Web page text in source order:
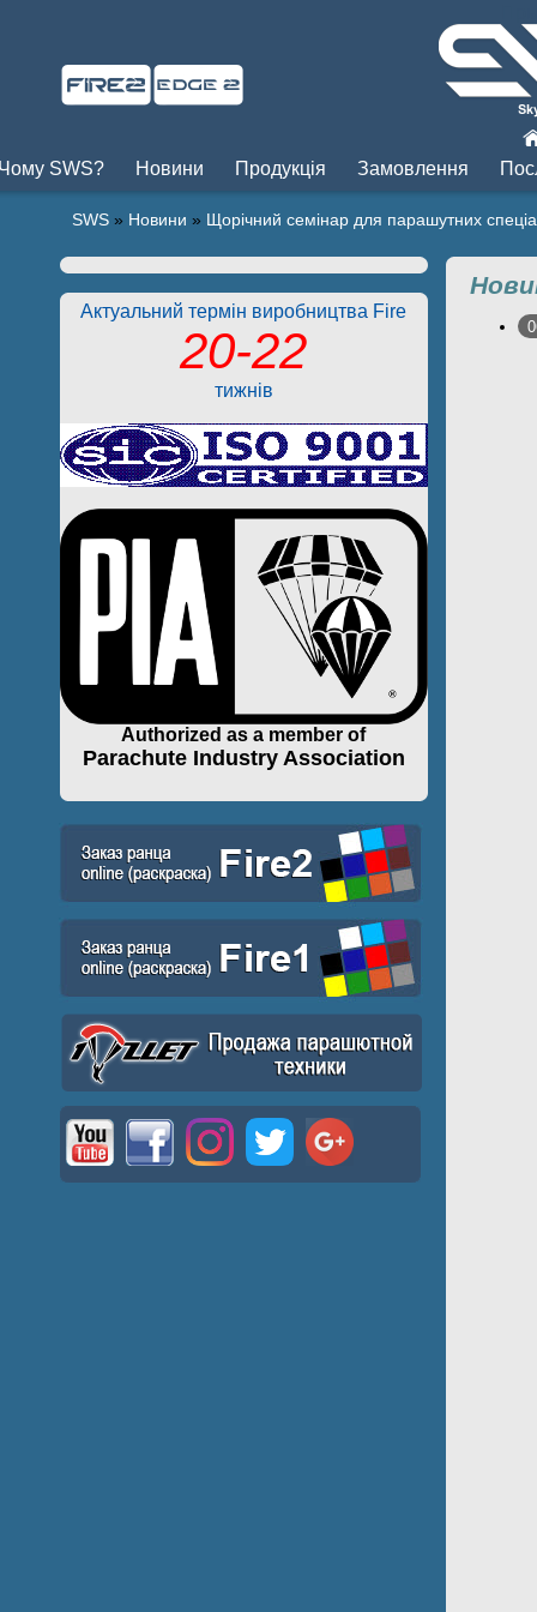
SWS? Новини Продукція Замовлення
SWS » Новини » Щорічний семінар для парашутних
Актуальний термін виробництва Fire
20-22
тижнів
Authorized as a member of
Parachute Industry Association